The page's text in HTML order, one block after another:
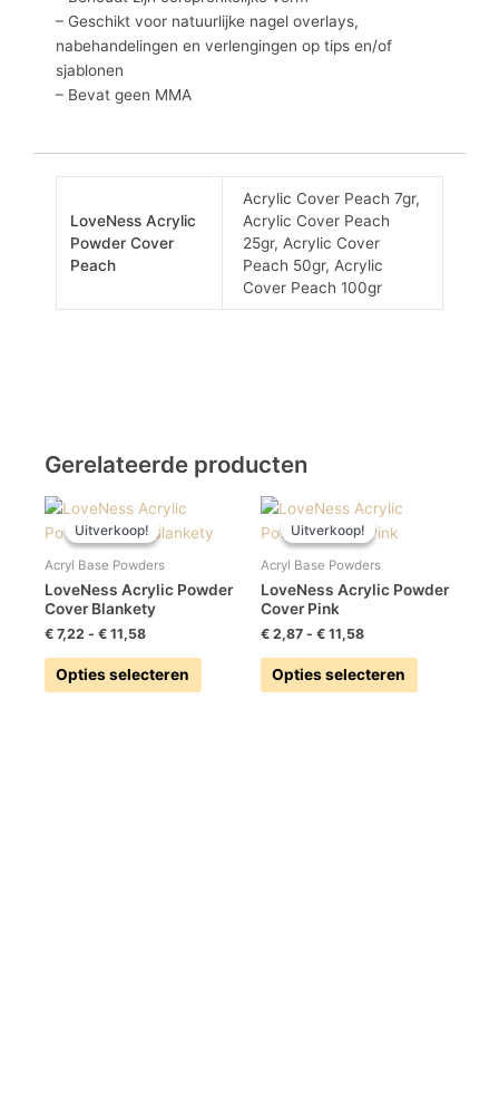
– Geschikt voor natuurlijke nagel overlays,
nabehandelingen en verlengingen op tips en/of
sjablonen
– Bevat geen MMA
LoveNess Acrylic
Powder Cover
Peach
Acrylic Cover Peach 7gr,
Acrylic Cover Peach
25gr, Acrylic Cover
Peach 50gr, Acrylic
Cover Peach 100gr
Gerelateerde producten
Uitverkoop!
Uitverkoop!
Acryl Base Powders
LoveNess Acrylic Powder
Cover Blankety
€ 7,22 - € 11,58
Prijsklasse:
€ 7,22
tot
Opties selecteren
product
meerdere
variaties.
optie
Uitverkoop!
Uitverkoop!
Acryl Base Powders
LoveNess Acrylic Powder
Cover Pink
€ 2,87 - € 11,58
Prijsklasse:
€ 2,87
tot
Opties selecteren
meerdere
optie